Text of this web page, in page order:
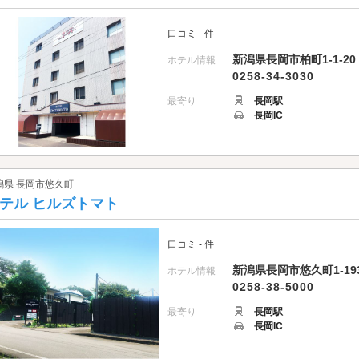
口コミ - 件
ホテル情報
新潟県長岡市柏町1-1-20
0258-34-3030
最寄り
長岡駅
長岡IC
県 長岡市悠久町
ル ヒルズトマト
口コミ - 件
ホテル情報
新潟県長岡市悠久町1-
0258-38-5000
最寄り
長岡駅
長岡IC